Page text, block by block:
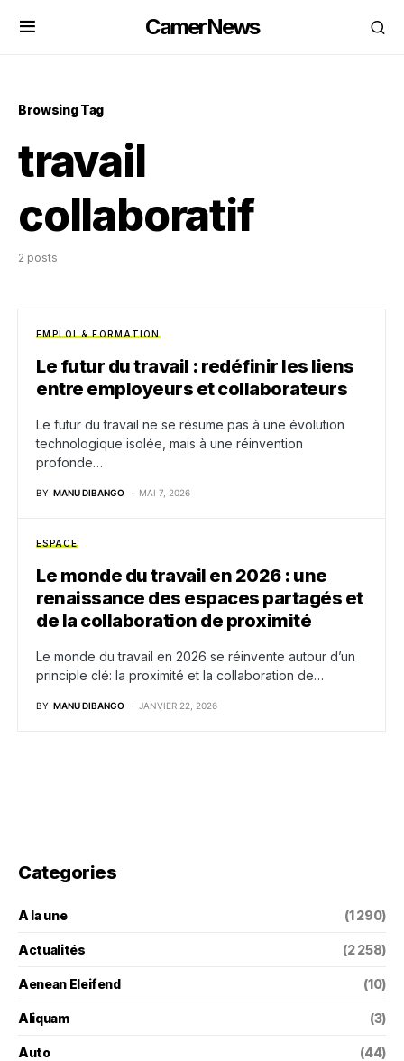
CamerNews
Browsing Tag
travail
collaboratif
2 posts
EMPLOI & FORMATION
Le futur du travail : redéfinir les liens
entre employeurs et collaborateurs
Le futur du travail ne se résume pas à une évolution
technologique isolée, mais à une réinvention
profonde…
BY MANU DIBANGO MAI 7, 2026
ESPACE
Le monde du travail en 2026 : une
renaissance des espaces partagés et
de la collaboration de proximité
Le monde du travail en 2026 se réinvente autour d’un
principle clé: la proximité et la collaboration de…
BY MANU DIBANGO JANVIER 22, 2026
Categories
A la une (1 290)
Actualités (2 258)
Aenean Eleifend (10)
Aliquam (3)
Auto (44)